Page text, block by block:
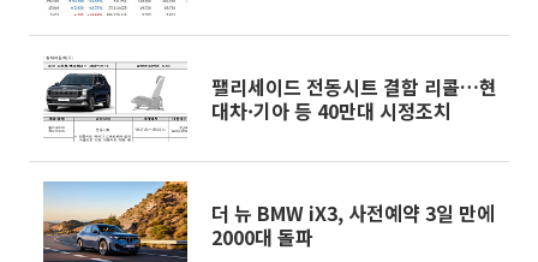
팰리세이드 전동시트 결함 리콜…현
대차·기아 등 40만대 시정조치
더 뉴 BMW iX3, 사전예약 3일 만에
2000대 돌파